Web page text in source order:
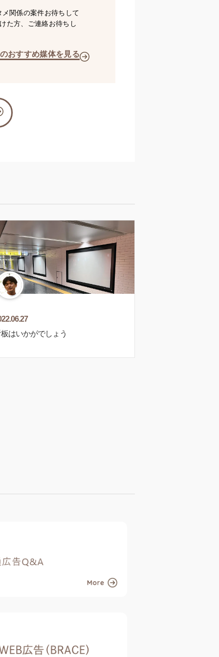
関係の案件お待ちして
た方、ご連絡お待ちし
おすすめ媒体を見る
はいかがでしょう